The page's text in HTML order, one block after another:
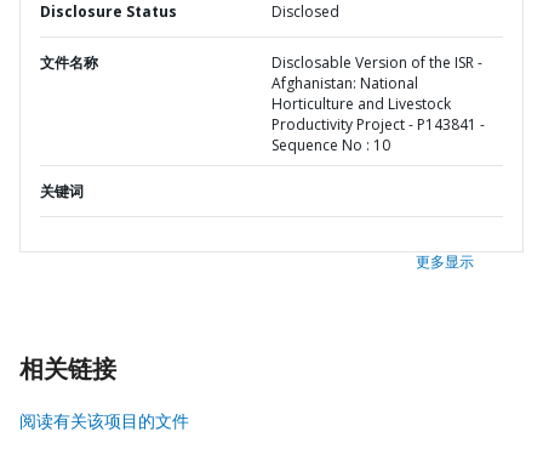
Disclosure Status Disclosed
文件名称
Disclosable Version of the ISR -
Afghanistan: National
Horticulture and Livestock
Productivity Project - P143841 -
Sequence No : 10
关键词
更多显示
相关链接
阅读有关该项目的文件